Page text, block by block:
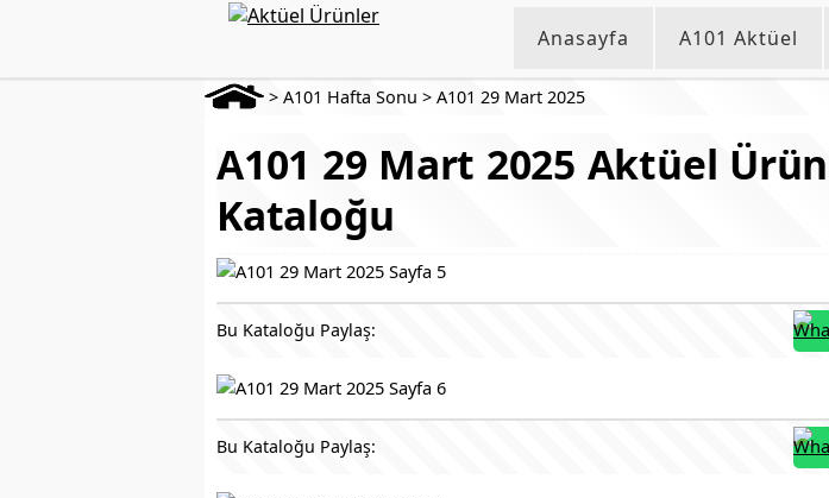
Anasayfa A101 Aktüel
> A101 Hafta Sonu > A101 29 Mart 2025
A101 29 Mart 2025 Aktüel
Kataloğu
Bu Kataloğu Paylaş:
Bu Kataloğu Paylaş: